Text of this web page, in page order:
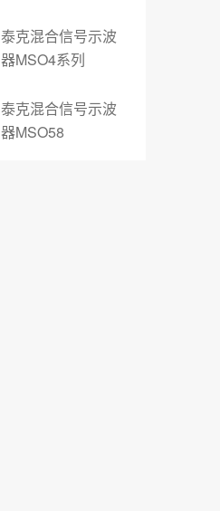
泰克混合信号示波
器MSO4系列
泰克混合信号示波
器MSO58